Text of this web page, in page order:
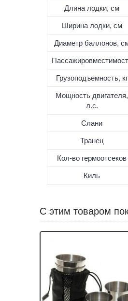
Длина лодки, см
Ширина лодки, см
Диаметр баллонов,
Грузоподъемность, кг
Мощность двигателя,
л.с.
Слани
Транец
Кол-во гермоотсеков
Киль
С этим товаром